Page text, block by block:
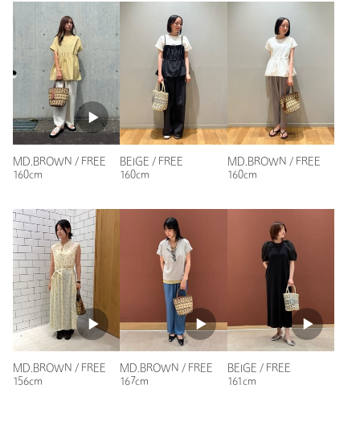
MD.BROWN / FREE
160cm
BEIGE / FREE
160cm
MD.BROWN / FREE
160cm
MD.BROWN / FREE
156cm
MD.BROWN / FREE
167cm
BEIGE / FREE
161cm